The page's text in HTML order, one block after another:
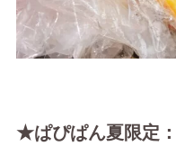
★ぱぴぱん夏限定